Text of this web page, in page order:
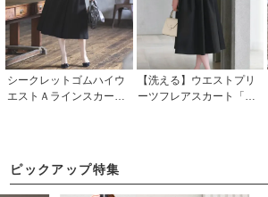
シークレットゴムハイウ
エストＡラインスカート
【洗える】ウエストプリ
ーツフレアスカート「BS
ピックアップ特集